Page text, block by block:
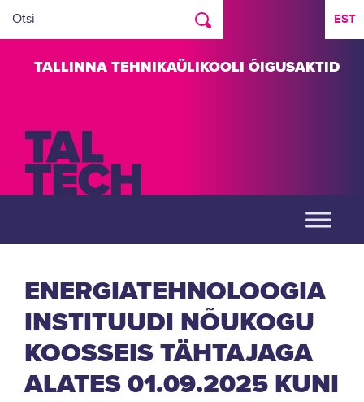
EST
TALLINNA TEHNIKAÜLIKOOLI ÕIGUSAKTID
ENERGIATEHNOLOOGIA
INSTITUUDI NÕUKOGU
KOOSSEIS TÄHTAJAGA
ALATES 01.09.2025 KUNI